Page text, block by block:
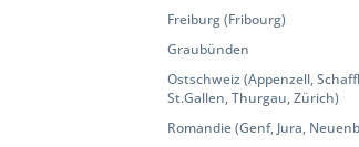
Freiburg (Fribourg)
Graubünden
Ostschweiz (Appenzell,
St.Gallen, Thurgau, Zürich)
Romandie (Genf, Jura,